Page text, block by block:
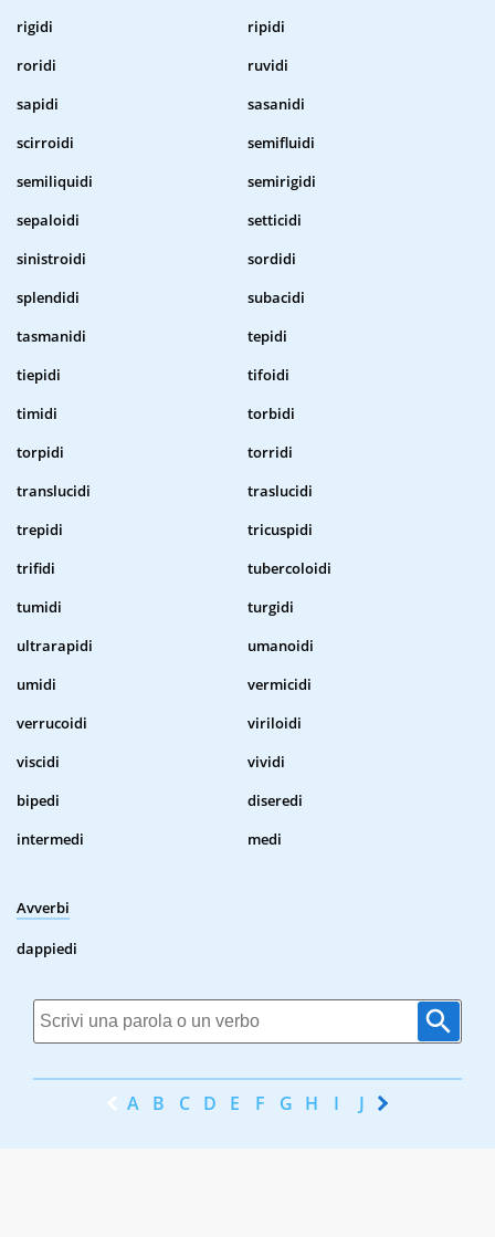
rigidi
ripidi
roridi
ruvidi
sapidi
sasanidi
scirroidi
semifluidi
semiliquidi
semirigidi
sepaloidi
setticidi
sinistroidi
sordidi
splendidi
subacidi
tasmanidi
tepidi
tiepidi
tifoidi
timidi
torbidi
torpidi
torridi
translucidi
traslucidi
trepidi
tricuspidi
trifidi
tubercoloidi
tumidi
turgidi
ultrarapidi
umanoidi
umidi
vermicidi
verrucoidi
viriloidi
viscidi
vividi
bipedi
diseredi
intermedi
medi
Avverbi
dappiedi
A B C D E F G H I J K